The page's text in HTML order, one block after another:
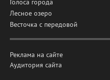
Голоса города
Лесное озеро
Весточка с передовой
Реклама на сайте
Аудитория сайта